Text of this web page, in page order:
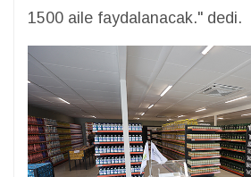
1500 aile faydalanacak." dedi.